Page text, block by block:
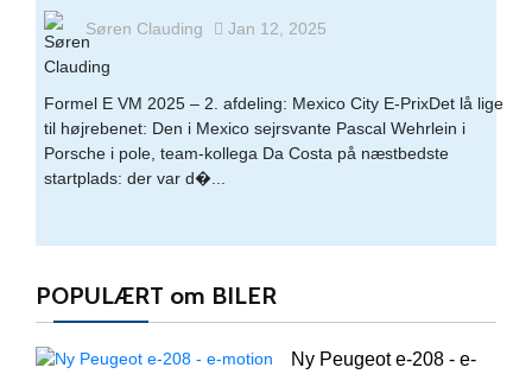
Søren Clauding Jan 12, 2025
Formel E VM 2025 – 2. afdeling: Mexico City E-PrixDet lå lige
til højrebenet: Den i Mexico sejrsvante Pascal Wehrlein i
Porsche i pole, team-kollega Da Costa på næstbedste
startplads: der var d�...
POPULÆRT om BILER
Ny Peugeot e-208 - e-